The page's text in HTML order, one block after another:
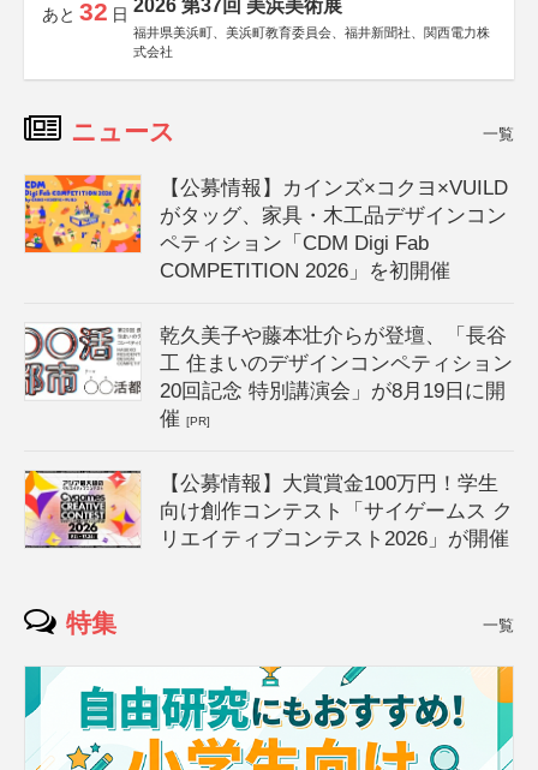
あと 32 日 2026 第37回 美浜美術展
福井県美浜町、美浜町教育委員会、福井新聞社、関西電力株
式会社
ニュース 一覧
【公募情報】カインズ×コクヨ×VUILD
がタッグ、家具・木工品デザインコン
ペティション「CDM Digi Fab
COMPETITION 2026」を初開催
乾久美子や藤本壮介らが登壇、「長谷
工 住まいのデザインコンペティション
20回記念 特別講演会」が8月19日に開
催[PR]
【公募情報】大賞賞金100万円！学生
向け創作コンテスト「サイゲームス ク
リエイティブコンテスト2026」が開催
特集 一覧